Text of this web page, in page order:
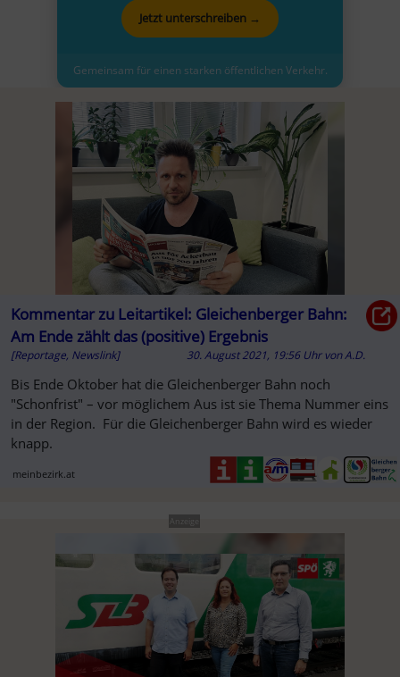
Jetzt unterschreiben →
Gemeinsam für einen starken öffentlichen Verkehr.
Kommentar zu Leitartikel: Gleichenberger Bahn:
Am Ende zählt das (positive) Ergebnis
[Reportage, Newslink] 30. August 2021, 19:56 Uhr vonA.D.
Bis Ende Oktober hat die Gleichenberger Bahn noch
"Schonfrist" – vor möglichem Aus ist sie Thema Nummer eins
in der Region. Für die Gleichenberger Bahn wird es wieder
knapp.
meinbezirk.at
Anzeige